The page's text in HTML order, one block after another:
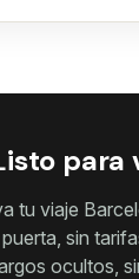
para
tu viaje
sin
ocultos,